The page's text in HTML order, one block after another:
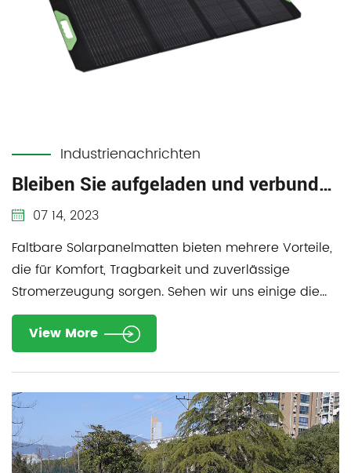
Industrienachrichten
Bleiben Sie aufgeladen und verbunden: Der Komfort faltbarer Solarpanel-Matten
07 14, 2023
Faltbare Solarpanelmatten bieten mehrere Vorteile,
die für Komfort, Tragbarkeit und zuverlässige
Stromerzeugung sorgen. Sehen wir uns einige die...
View More